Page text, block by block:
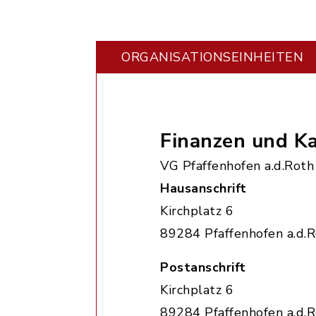
ORGANISATIONS­EINHEITEN
Finanzen und
VG Pfaffenhofen a.d.Roth
Hausanschrift
Kirchplatz 6
89284 Pfaffenhofen
Postanschrift
Kirchplatz 6
89284 Pfaffenhofen